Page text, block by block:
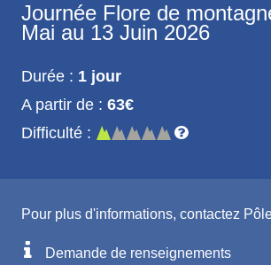
Journée Flore de
Mai au 13 Juin 2026
Durée : 1 jour
A partir de : 63€
Difficulté :
Pour plus d'informations, contactez
Demande de renseignements